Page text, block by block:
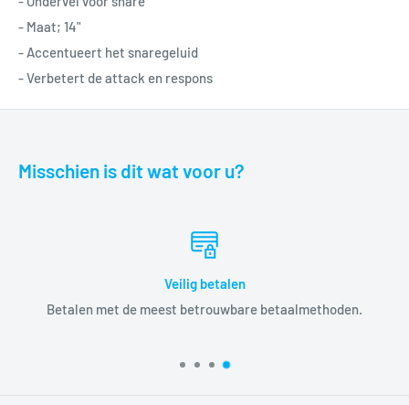
- Maat; 14"
- Accentueert het snaregeluid
- Verbetert de attack en respons
Misschien is dit wat voor u?
Veilig betalen
Betalen met de meest betrouwbare betaalmethoden.